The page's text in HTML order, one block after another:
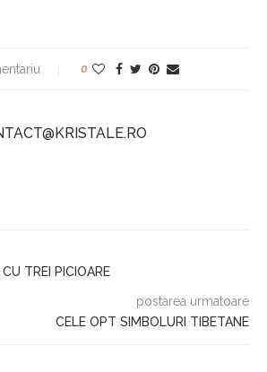
0
TREI PICIOARE
postarea urmatoare
CELE OPT SIMBOLURI TIBETANE